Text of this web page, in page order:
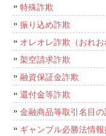
特殊詐欺
振り込め詐欺
オレオレ詐欺（おれお
架空請求詐欺
融資保証金詐欺
還付金等詐欺
金融商品等取引名目の
ギャンブル必勝法情